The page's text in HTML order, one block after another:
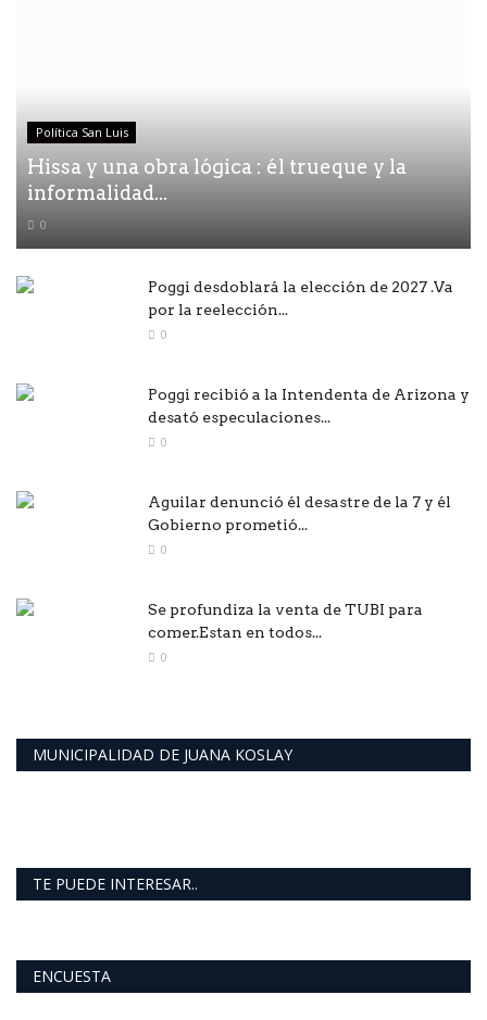
Política San Luis
Hissa y una obra lógica : él trueque y la
informalidad...
0
Poggi desdoblará la elección de 2027 .Va
por la reelección...
0
Poggi recibió a la Intendenta de Arizona y
desató especulaciones...
0
Aguilar denunció él desastre de la 7 y él
Gobierno prometió...
0
Se profundiza la venta de TUBI para
comer.Estan en todos...
0
MUNICIPALIDAD DE JUANA KOSLAY
TE PUEDE INTERESAR..
ENCUESTA